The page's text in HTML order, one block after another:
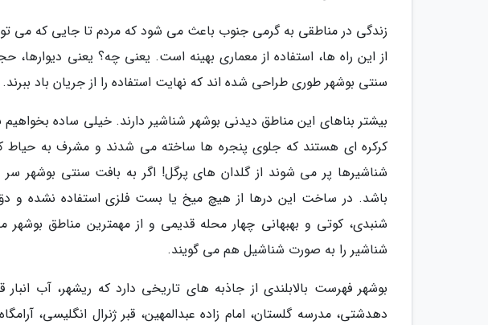
زندگی در مناطقی به گرمی جنوب باعث می شود که مردم تا جایی که می
از این راه ها، استفاده از معماری بهینه است. یعنی چه؟ یعنی
سنتی بوشهر طوری طراحی شده اند که نهایت استفاده را از جریان باد ببرند.
بیشتر بناهای این مناطق دیدنی بوشهر شناشیر دارند. خیلی ساده
کرکره ای هستند که جلوی پنجره ها ساخته می شدند و مشرف به حیاط
شناشیرها پر می شوند از گلدان های پرگل! اگر به بافت سنتی بوشهر
باشد. در ساخت این درها از هیچ میخ یا بست فلزی استفاده نشده و
شنبدی، کوتی و بهبهانی چهار محله قدیمی و از مهمترین مناطق
شناشیر را به صورت شناشیل هم می گویند.
بوشهر فهرست بالابلندی از جاذبه های تاریخی دارد که ریشهر، آب
دهدشتی، مدرسه گلستان، امام زاده عبدالمهین، قبر ژنرال انگلیسی،